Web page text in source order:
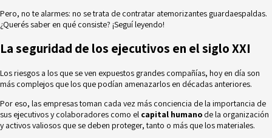
Pero, no te alarmes: no se trata de contratar atemorizantes guardaespaldas.
¿Querés saber en qué consiste? ¡Seguí leyendo!
La seguridad de los ejecutivos en el siglo XXI
Los riesgos a los que se ven expuestos grandes compañías, hoy en día son
más complejos que los que podían amenazarlos en décadas anteriores.
Por eso, las empresas toman cada vez más conciencia de la importancia de
sus ejecutivos y colaboradores como el capital humano de la organización
y activos valiosos que se deben proteger, tanto o más que los materiales.